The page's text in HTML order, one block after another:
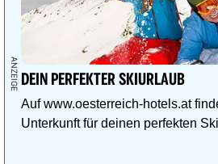
DEIN PERFEKTER SKIURLAUB
Auf www.oesterreich-hotels.at
Unterkunft für deinen perfekten